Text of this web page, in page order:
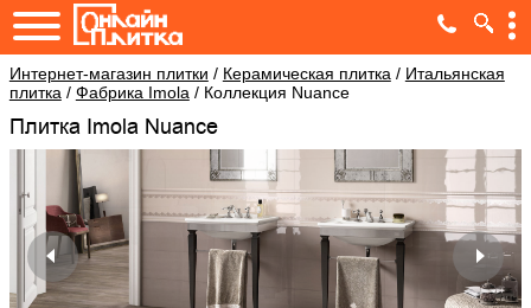
Интернет-магазин плитки / Керамическая плитка / Итальянская
плитка / Фабрика Imola / Коллекция Nuance
Плитка Imola Nuance